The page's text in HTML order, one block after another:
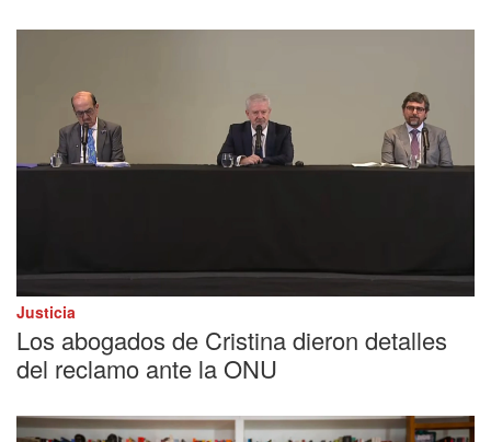
Justicia
Los abogados de Cristina dieron detalles
del reclamo ante la ONU